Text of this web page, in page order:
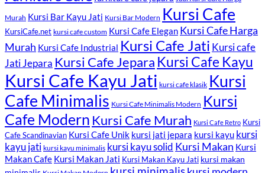
Murah Kursi Bar Kayu Jati Kursi Bar Modern Kursi Cafe
KursiCafe.net kursi cafe custom Kursi Cafe Elegan Kursi Cafe Harga
Murah Kursi Cafe Industrial Kursi Cafe Jati Kursi cafe
Jati Jepara Kursi Cafe Jepara Kursi Cafe Kayu
Kursi Cafe Kayu Jati kursi cafe klasik Kursi
Cafe Minimalis Kursi Cafe Minimalis Modern Kursi
Cafe Modern Kursi Cafe Murah Kursi Cafe Retro Kursi
Cafe Scandinavian Kursi Cafe Unik kursi jati jepara kursi kayu kursi
kayu jati kursi kayu minimalis kursi kayu solid Kursi Makan Kursi
Makan Cafe Kursi Makan Jati Kursi Makan Kayu Jati kursi makan